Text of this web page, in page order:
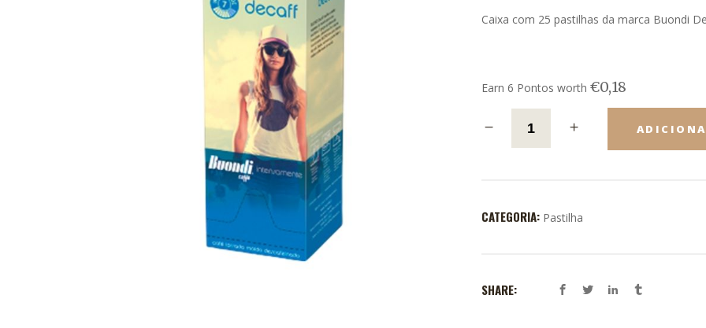
Caixa com 25 pastilhas da marca Buondi
Earn 6 Pontos worth €0,18
CATEGORIA: Pastilha
SHARE: